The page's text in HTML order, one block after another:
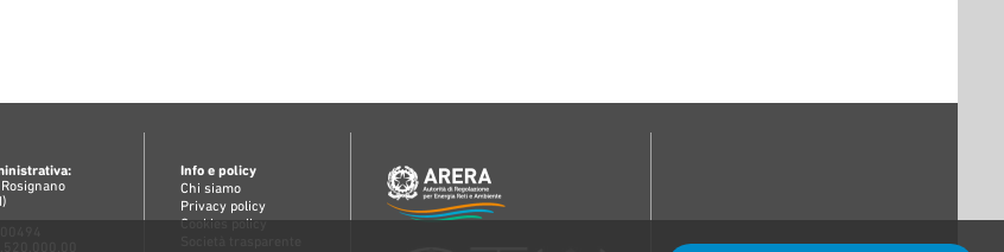
Info e policy
Chi siamo
Privacy policy
Cookies policy